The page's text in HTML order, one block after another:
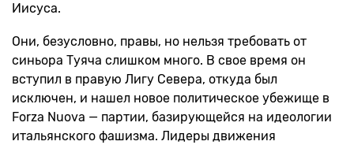
Иисуса.
Они, безусловно, правы, но нельзя требовать от
синьора Туяча слишком много. В свое время он
вступил в правую Лигу Севера, откуда был
исключен, и нашел новое политическое убежище в
Forza Nuova — партии, базирующейся на идеологии
итальянского фашизма. Лидеры движения